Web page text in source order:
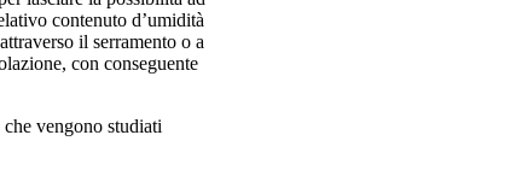
contenuto d’umidità
il serramento o a
con conseguente
vengono studiati